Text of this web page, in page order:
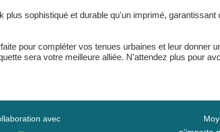
sophistiqué et durable qu'un imprimé,
pour compléter vos tenues urbaines et leur donner
sera votre meilleure alliée. N'attendez plus pour
avec